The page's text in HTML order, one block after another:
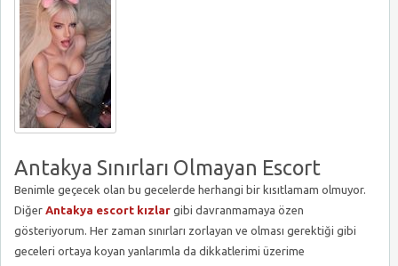
Antakya Sınırları Olmayan Escort
Benimle geçecek olan bu gecelerde herhangi bir kısıtlamam olmuyor.
Diğer Antakya escort kızlar gibi davranmamaya özen
gösteriyorum. Her zaman sınırları zorlayan ve olması gerektiği gibi
geceleri ortaya koyan yanlarımla da dikkatlerimi üzerime